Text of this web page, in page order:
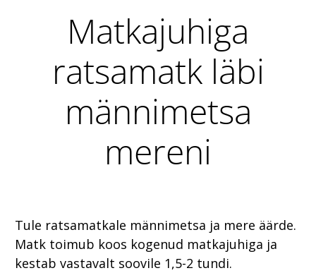
Matkajuhiga
ratsamatk läbi
männimetsa
mereni
Tule ratsamatkale männimetsa ja mere äärde.
Matk toimub koos kogenud matkajuhiga ja
kestab vastavalt soovile 1,5-2 tundi.